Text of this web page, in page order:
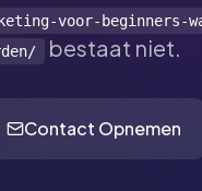
voor-beginners-
bestaat niet.
Contact Opnemen